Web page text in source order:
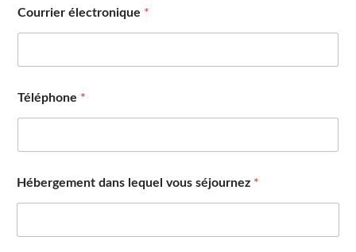
Courrier électronique *
Téléphone *
Hébergement dans lequel vous séjournez *